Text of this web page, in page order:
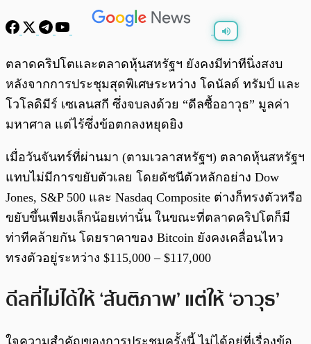
พร้อมเล่น 0:00/
ตลาดคริปโตและตลาดหุ้นสหรัฐฯ ยังคงมีท่าทีนิ่งสงบ
หลังจากการประชุมสุดพิเศษระหว่าง โดนัลด์ ทรัมป์ และ
โวโลดิมีร์ เซเลนสกี ซึ่งจบลงด้วย “ดีลซื้ออาวุธ” มูลค่า
มหาศาล แต่ไร้ซึ่งข้อตกลงหยุดยิง
เมื่อวันจันทร์ที่ผ่านมา (ตามเวลาสหรัฐฯ) ตลาดหุ้นสหรัฐฯ
แทบไม่มีการขยับตัวเลย โดยดัชนีตัวหลักอย่าง Dow
Jones, S&P 500 และ Nasdaq Composite ต่างก็ทรงตัวหรือ
ขยับขึ้นเพียงเล็กน้อยเท่านั้น ในขณะที่ตลาดคริปโตก็มี
ท่าทีคล้ายกัน โดยราคาของ Bitcoin ยังคงเคลื่อนไหว
ทรงตัวอยู่ระหว่าง $115,000 – $117,000
ดีลที่ไม่ได้ให้ ‘สันติภาพ’ แต่ให้ ‘อาวุธ’
ใจความสำคัญของการประชุมครั้งนี้ ไม่ได้อยู่ที่เรื่องข้อ